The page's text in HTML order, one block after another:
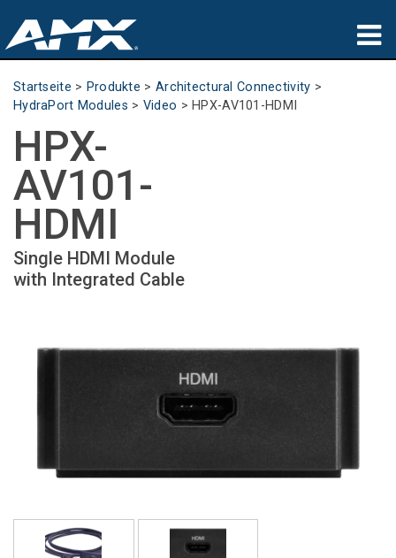
Produkte
Partners
Wo zu kaufen
Schulungen
Support
Sprache/Region
Startseite > Produkte > Architectural Connectivity >
HydraPort Modules > Video > HPX-AV101-HDMI
HPX-
AV101-
HDMI
Single HDMI Module
with Integrated Cable